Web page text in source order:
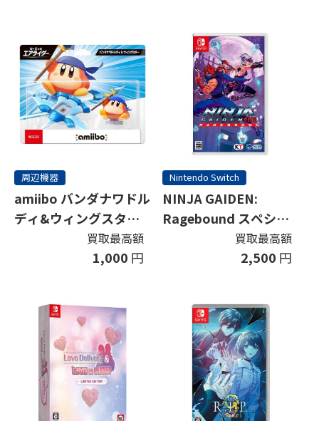
周辺機器
amiibo バンダナワドル
ディ&ウィングスター
(カービィのエアライダ
買取最高額
1,000 円
Nintendo Switch
NINJA GAIDEN:
Ragebound スペシャ
ルエディション (限定
買取最高額
2,500 円